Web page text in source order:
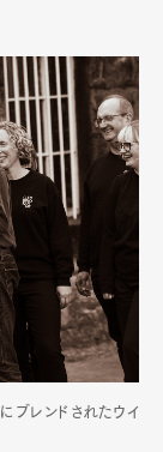
ブレンドされたウイ